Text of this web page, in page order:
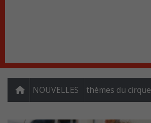
NOUVELLES thèmes du cirque